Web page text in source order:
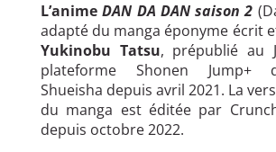
L’animeDAN DA DAN saison 2
adapté du manga éponyme écrit
Yukinobu Tatsu, prépublié au
plateforme Shonen Jump+
Shueisha depuis avril 2021. La
du manga est éditée par
depuis octobre 2022.